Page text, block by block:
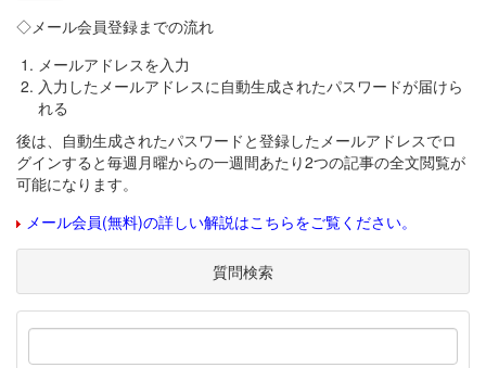
◇メール会員登録までの流れ
メールアドレスを入力
入力したメールアドレスに自動生成されたパスワードが届けら
れる
後は、自動生成されたパスワードと登録したメールアドレスでロ
グインすると毎週月曜からの一週間あたり2つの記事の全文閲覧が
可能になります。
メール会員(無料)の詳しい解説はこちらをご覧ください。
質問検索